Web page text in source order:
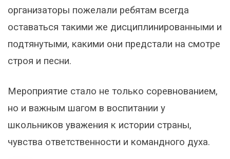
организаторы пожелали ребятам всегда
оставаться такими же дисциплинированными и
подтянутыми, какими они предстали на смотре
строя и песни.
Мероприятие стало не только соревнованием,
но и важным шагом в воспитании у
школьников уважения к истории страны,
чувства ответственности и командного духа.